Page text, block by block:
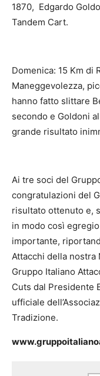
1870, Edgardo
Tandem Cart.
Domenica: 15 Km di
Maneggevolezza,
hanno fatto slittare
secondo e Goldoni
grande risultato
Ai tre soci del
congratulazioni del
risultato ottenuto e,
in modo così
importante,
Attacchi della nostra
Gruppo Italiano
Cuts dal Presidente
ufficiale
Tradizione.